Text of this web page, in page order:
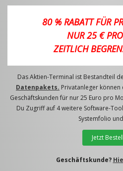
80 % RABATT FÜR
NUR 25 €
ZEITLICH
Das Aktien-Terminal ist Bestandteil
Datenpakets. Privatanleger
Geschäftskunden für nur 25 Euro pro
Du Zugriff auf 4 weitere Software-
Systemfolio und
Jetzt
Geschäftskunde?